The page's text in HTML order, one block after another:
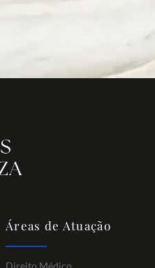
Áreas de Atuação
Direito Médico